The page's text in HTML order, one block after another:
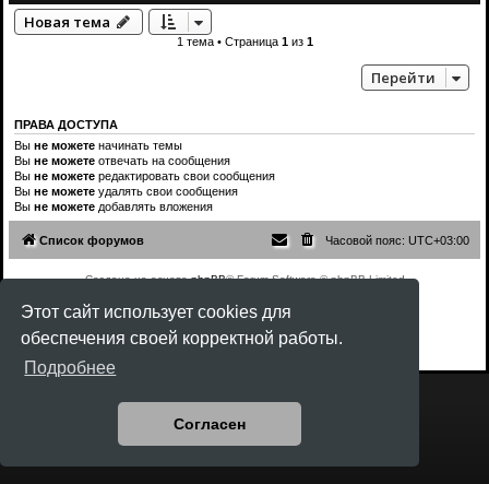
Этот сайт использует cookies для
обеспечения своей корректной работы.
Подробнее
Согласен
Новая тема
1 тема • Страница 1из 1
Перейти
ПРАВА ДОСТУПА
Вы не можете начинать темы
Вы не можете отвечать на сообщения
Вы не можете редактировать свои сообщения
Вы не можете удалять свои сообщения
Вы не можете добавлять вложения
Список форумов Часовой пояс: UTC+03:00
Создано на основеphpBB® Forum Software © phpBB Limited
Русская поддержка phpBB
Конфиденциальность |Правила